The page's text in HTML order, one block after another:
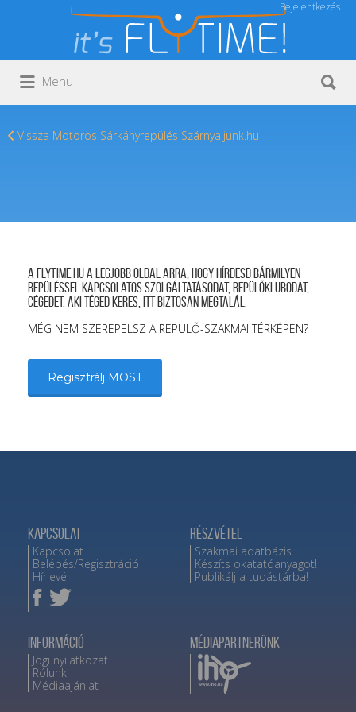
Bejelentkezés
Keresés:
Menu
Vissza Motoros Sárkányrepülés Szárnyaljunk.hu
A FLYTIME.HU a legjobb oldal arra, hogy hírdesd bármilyen
repüléssel kapcsolatos szolgáltatásodat, repülőklubodat,
cégedet. Aki téged keres, itt biztosan megtalál.
MÉG NEM SZEREPELSZ A REPÜLŐ-SZAKMAI TÉRKÉPEN?
Regisztrálj MOST
Kapcsolat
Kapcsolat
Belépés/Regisztráció
Hírlevél
Részvétel
Szakmai adatbázis
Készíts okatatóanyagot!
Publikálj a tudástárba!
Információ
Jogi nyilatkozat
Rólunk
Médiaajánlat
Médiapartnerünk